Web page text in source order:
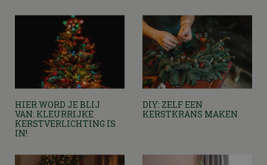
HIER WORD JE BLIJ
VAN: KLEURRIJKE
KERSTVERLICHTING IS
IN!
DIY: ZELF EEN
KERSTKRANS MAKEN